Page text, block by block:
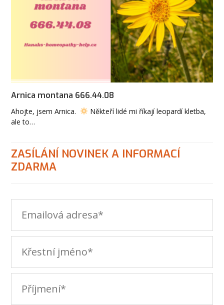
Arnica montana 666.44.08
Ahojte, jsem Arnica.
Někteří lidé mi říkají leopardí kletba,
ale to…
ZASÍLÁNÍ NOVINEK A INFORMACÍ
ZDARMA